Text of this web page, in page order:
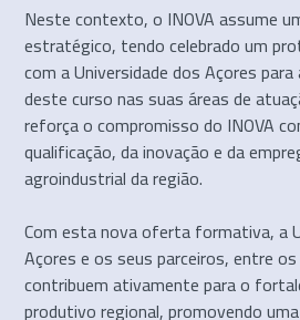
Neste contexto, o INOVA assume
estratégico, tendo celebrado um
com a Universidade dos Açores
deste curso nas suas áreas de
reforça o compromisso do INOVA
qualificação, da inovação e da
agroindustrial da região.
Com esta nova oferta formativa, a
Açores e os seus parceiros, entre
contribuem ativamente para o
produtivo regional, promovendo